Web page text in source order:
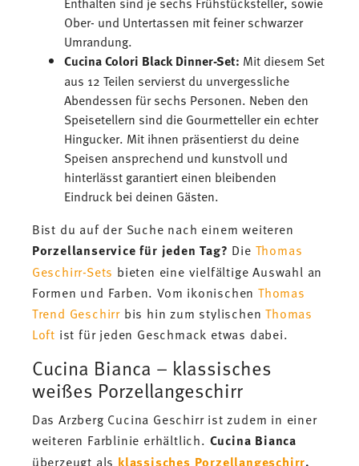
Ober- und Untertassen mit feiner schwarzer
Umrandung.
Cucina Colori Black Dinner-Set: Mit diesem Set
aus 12 Teilen servierst du unvergessliche
Abendessen für sechs Personen. Neben den
Speisetellern sind die Gourmetteller ein echter
Hingucker. Mit ihnen präsentierst du deine
Speisen ansprechend und kunstvoll und
hinterlässt garantiert einen bleibenden
Eindruck bei deinen Gästen.
Bist du auf der Suche nach einem weiteren
Porzellanservice für jeden Tag? Die Thomas
Geschirr-Sets bieten eine vielfältige Auswahl an
Formen und Farben. Vom ikonischenThomas
Trend Geschirr bis hin zum stylischenThomas
Loft ist für jeden Geschmack etwas dabei.
Cucina Bianca – klassisches
weißes Porzellangeschirr
Das Arzberg Cucina Geschirr ist zudem in einer
weiteren Farblinie erhältlich. Cucina Bianca
überzeugt als klassisches Porzellangeschirr.